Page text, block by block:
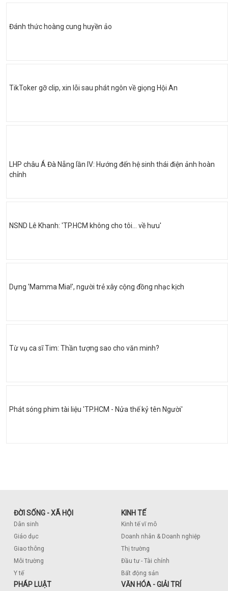
Đánh thức hoàng cung huyền ảo
TikToker gỡ clip, xin lỗi sau phát ngôn về giọng Hội An
LHP châu Á Đà Nẵng lần IV: Hướng đến hệ sinh thái điện ảnh hoàn
chỉnh
NSND Lê Khanh: 'TP.HCM không cho tôi… về hưu'
Dựng 'Mamma Mia!', người trẻ xây cộng đồng nhạc kịch
Từ vụ ca sĩ Tim: Thần tượng sao cho văn minh?
Phát sóng phim tài liệu 'TP.HCM - Nửa thế kỷ tên Người'
ĐỜI SỐNG - XÃ HỘI
Dân sinh
Giáo dục
Giao thông
Môi trường
Y tế
KINH TẾ
Kinh tế vĩ mô
Doanh nhân & Doanh nghiệp
Thị trường
Đầu tư - Tài chính
Bất động sản
PHÁP LUẬT VĂN HÓA - GIẢI TRÍ